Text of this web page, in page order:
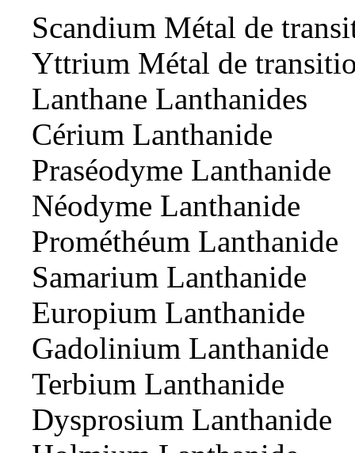
Scandium Métal de
Yttrium Métal de
Lanthane Lanthanides
Cérium Lanthanide
Praséodyme Lanthanide
Néodyme Lanthanide
Prométhéum Lanthanide
Samarium Lanthanide
Europium Lanthanide
Gadolinium Lanthanide
Terbium Lanthanide
Dysprosium Lanthanide